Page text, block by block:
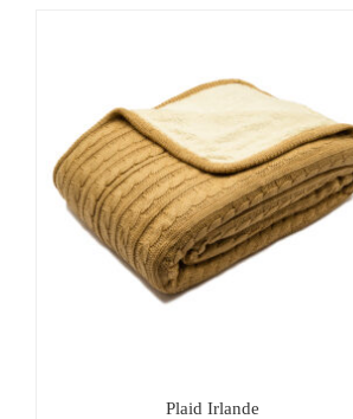
Plaid Irlande